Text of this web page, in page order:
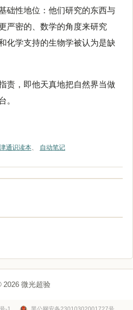
础性地位：他们研究的东西与
严密的、数学的角度来研究
学支持的生物学被认为是缺
责，即他天真地把自然界当做
。
通识读本、 自动笔记
2026 微光超验